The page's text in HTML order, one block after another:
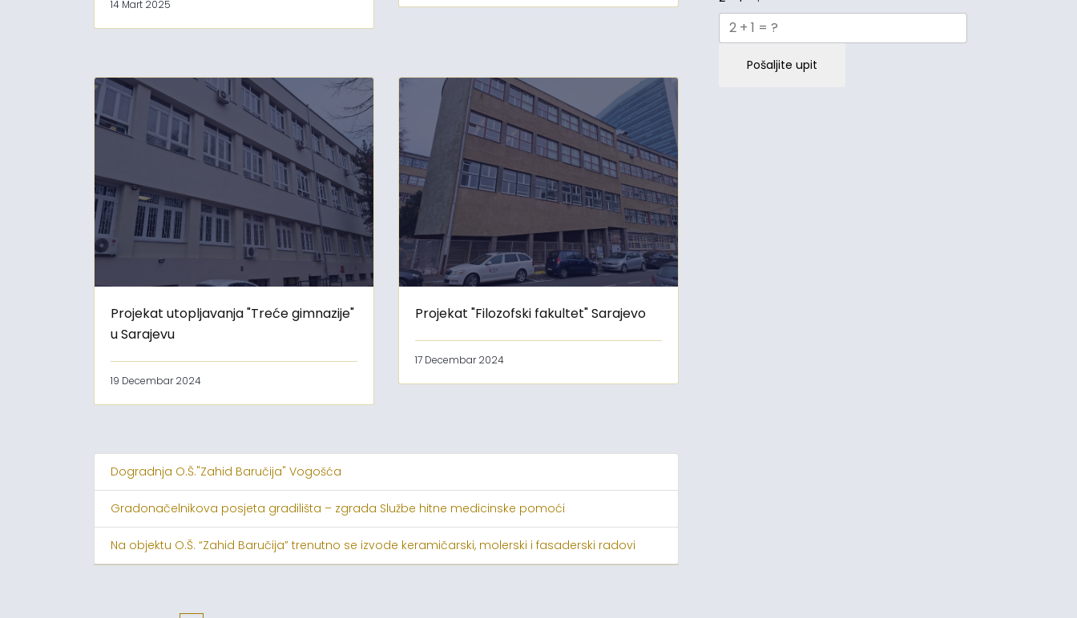
14 Mart 2025
Projekat utopljavanja "Treće gimnazije"
u Sarajevu
19 Decembar 2024
Projekat "Filozofski fakultet" Sarajevo
17 Decembar 2024
Dogradnja O.Š."Zahid Baručija" Vogošća
Gradonačelnikova posjeta gradilišta – zgrada Službe hitne medicinske pomoći
Na objektu O.Š. “Zahid Baručija” trenutno se izvode keramičarski, molerski i fasaderski radovi
Pošaljite upit